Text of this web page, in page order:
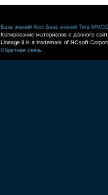
База знаний Aion База знаний Tera
Копирование материалов с данного
Lineage II is a trademark of NCsoft
Обратная связь